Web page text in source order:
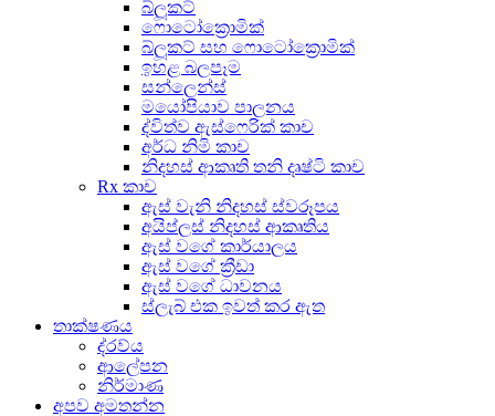
බ්ලූකට්
ෆොටෝක්‍රොමික්
බ්ලූකට් සහ ෆොටෝක්‍රොමික්
ඉහළ බලපෑම
සන්ලෙන්ස්
මයෝපියාව පාලනය
ද්විත්ව ඇස්ෆෙරික් කාච
අර්ධ නිමි කාච
නිදහස් ආකෘති තනි දෘෂ්ටි කාච
Rx කාච
ඇස් වැනි නිදහස් ස්වරූපය
අයිප්ලස් නිදහස් ආකෘතිය
ඇස් වගේ කාර්යාලය
ඇස් වගේ ක්‍රීඩා
ඇස් වගේ ධාවනය
ස්ලැබ් එක ඉවත් කර ඇත
තාක්ෂණය
ද්රව්ය
ආලේපන
නිර්මාණ
අපව අමතන්න